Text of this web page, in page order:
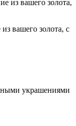
вашего золота, с